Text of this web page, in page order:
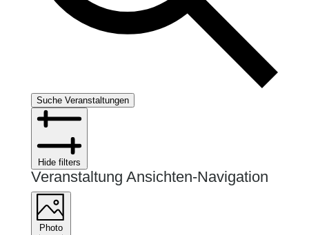
Suche Veranstaltungen
Hide filters
Veranstaltung Ansichten-Navigation
Photo